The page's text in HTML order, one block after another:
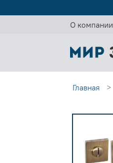
О компании
Главная